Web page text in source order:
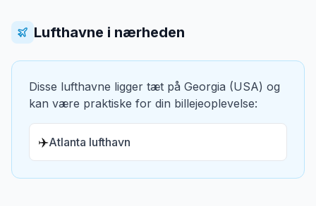
Lufthavne i nærheden
Disse lufthavne ligger tæt på Georgia (USA) og
kan være praktiske for din billejeoplevelse:
✈️Atlanta lufthavn